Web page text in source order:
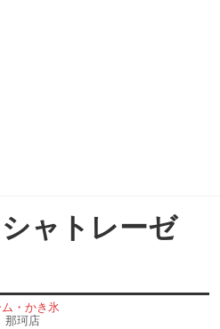
シャトレーゼ
・かき氷
那珂店